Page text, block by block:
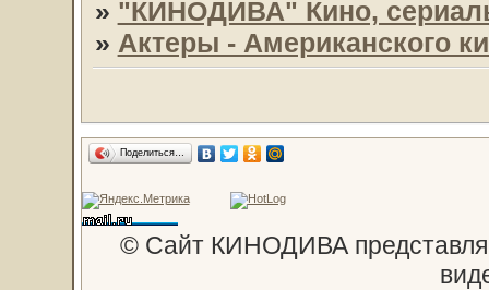
» "КИНОДИВА" Кино,
» Актеры - Американского
Поделиться…
© Сайт КИНОДИВА